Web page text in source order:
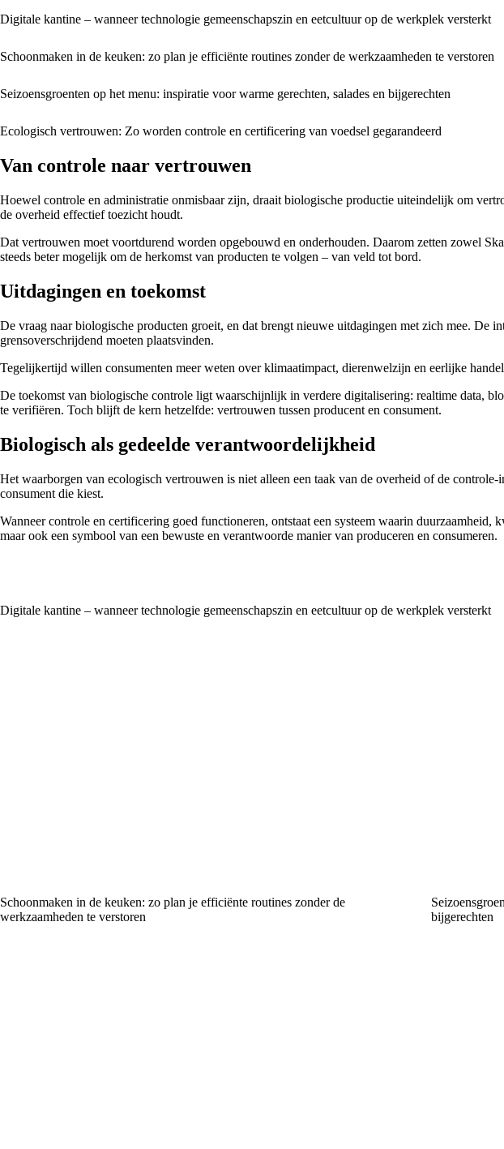
Digitale kantine – wanneer technologie gemeenschapszin en eetcultuur op de werkplek versterkt
Schoonmaken in de keuken: zo plan je efficiënte routines zonder de werkzaamheden te verstoren
Seizoensgroenten op het menu: inspiratie voor warme gerechten, salades en bijgerechten
Ecologisch vertrouwen: Zo worden controle en certificering van voedsel gegarandeerd
Van controle naar vertrouwen
Hoewel controle en administratie onmisbaar zijn, draait biologische productie uiteindelijk om
de overheid effectief toezicht houdt.
Dat vertrouwen moet voortdurend worden opgebouwd en onderhouden. Daarom zetten zowel
steeds beter mogelijk om de herkomst van producten te volgen – van veld tot bord.
Uitdagingen en toekomst
De vraag naar biologische producten groeit, en dat brengt nieuwe uitdagingen met zich mee. De
grensoverschrijdend moeten plaatsvinden.
Tegelijkertijd willen consumenten meer weten over klimaatimpact, dierenwelzijn en eerlijke
De toekomst van biologische controle ligt waarschijnlijk in verdere digitalisering: realtime data,
te verifiëren. Toch blijft de kern hetzelfde: vertrouwen tussen producent en consument.
Biologisch als gedeelde verantwoordelijkheid
Het waarborgen van ecologisch vertrouwen is niet alleen een taak van de overheid of de
consument die kiest.
Wanneer controle en certificering goed functioneren, ontstaat een systeem waarin
maar ook een symbool van een bewuste en verantwoorde manier van produceren en consumeren.
Digitale kantine – wanneer technologie gemeenschapszin en eetcultuur op de werkplek versterkt
Schoonmaken in de keuken: zo plan je efficiënte routines zonder de
werkzaamheden te verstoren
bijgerechten